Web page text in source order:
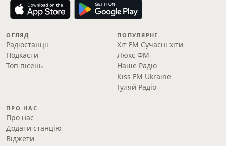
ОГЛЯД
Радіостанції
Подкасти
Топ пісень
ПОПУЛЯРНІ
Хіт FM Сучасні хіти
Люкс ФМ
Наше Радіо
Kiss FM Ukraine
Гуляй Радіо
ПРО НАС
Про нас
Додати станцію
Віджети